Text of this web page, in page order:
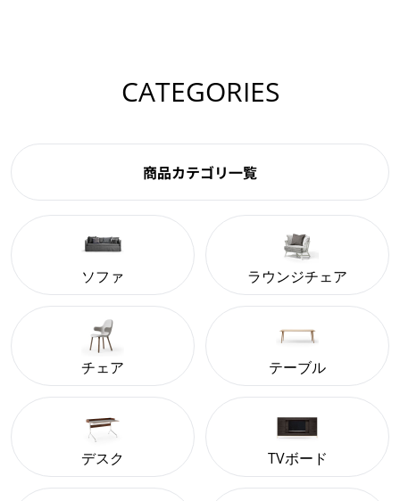
CATEGORIES
商品カテゴリ一覧
ソファ ラウンジチェア
チェア テーブル
デスク TVボード